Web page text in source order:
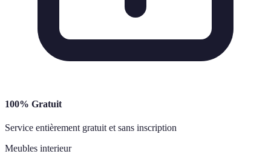
100% Gratuit
Service entièrement gratuit et sans inscription
Meubles interieur